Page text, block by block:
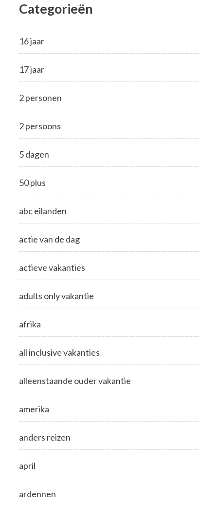
Categorieën
16 jaar
17 jaar
2 personen
2 persoons
5 dagen
50 plus
abc eilanden
actie van de dag
actieve vakanties
adults only vakantie
afrika
all inclusive vakanties
alleenstaande ouder vakantie
amerika
anders reizen
april
ardennen